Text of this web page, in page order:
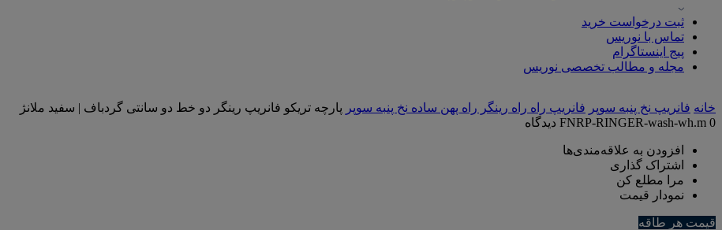
ثبت درخواست خرید
تماس با نوریس
پیج اینستاگرام
مجله و مطالب تخصصی نوریس
خانه فانریپ نخ پنبه سوپر فانریپ راه راه رینگر راه پهن ساده نخ پنبه سوپر پارچه تریکو فانریپ رینگر دو خط دو سانتی گردباف | سفید ملانژ
FNRP-RINGER-wash-wh.m 0 دیدگاه
افزودن به علاقه‌مندی‌ها
اشتراک گذاری
مرا مطلع کن
نمودار قیمت
قیمت هر طاقه